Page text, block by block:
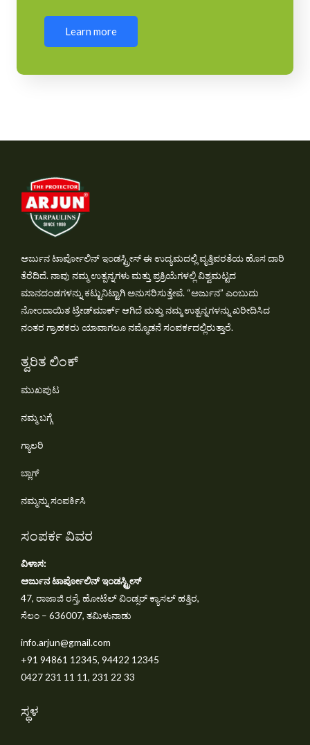
Learn more
ಅರ್ಜುನ ಟಾರ್ಪೋಲಿನ್ ಇಂಡಸ್ಟ್ರೀಸ್ ಈ ಉದ್ಯಮದಲ್ಲಿ ವೃತ್ತಿಪರತೆಯ ಹೊಸ ದಾರಿ
ತೆರೆದಿದೆ. ನಾವು ನಮ್ಮ ಉತ್ಪನ್ನಗಳು ಮತ್ತು ಪ್ರಕ್ರಿಯೆಗಳಲ್ಲಿ ವಿಶ್ವಮಟ್ಟದ
ಮಾನದಂಡಗಳನ್ನು ಕಟ್ಟುನಿಟ್ಟಾಗಿ ಅನುಸರಿಸುತ್ತೇವೆ. “ಅರ್ಜುನ” ಎಂಬುದು
ನೋಂದಾಯಿತ ಟ್ರೇಡ್‌ಮಾರ್ಕ್ ಆಗಿದೆ ಮತ್ತು ನಮ್ಮ ಉತ್ಪನ್ನಗಳನ್ನು ಖರೀದಿಸಿದ
ನಂತರ ಗ್ರಾಹಕರು ಯಾವಾಗಲೂ ನಮ್ಮೊಡನೆ ಸಂಪರ್ಕದಲ್ಲಿರುತ್ತಾರೆ.
ತ್ವರಿತ ಲಿಂಕ್
ಮುಖಪುಟ
ನಮ್ಮ ಬಗ್ಗೆ
ಗ್ಯಾಲರಿ
ಬ್ಲಾಗ್
ನಮ್ಮನ್ನು ಸಂಪರ್ಕಿಸಿ
ಸಂಪರ್ಕ ವಿವರ
ವಿಳಾಸ:
ಅರ್ಜುನ ಟಾರ್ಪೋಲಿನ್ ಇಂಡಸ್ಟ್ರೀಸ್
47, ರಾಜಾಜಿ ರಸ್ತೆ, ಹೋಟೆಲ್ ವಿಂಡ್ಸರ್ ಕ್ಯಾಸಲ್ ಹತ್ತಿರ,
ಸೆಲಂ – 636007, ತಮಿಳುನಾಡು
info.arjun@gmail.com
+91 94861 12345, 94422 12345
0427 231 11 11, 231 22 33
ಸ್ಥಳ